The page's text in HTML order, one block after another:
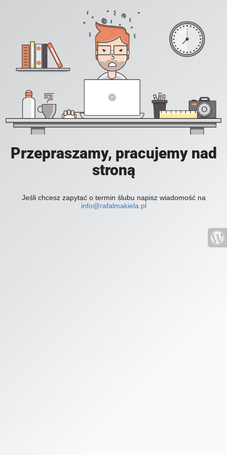
Przepraszamy, pracujemy nad
stroną
Jeśli chcesz zapytać o termin ślubu napisz wiadomość na
info@rafalmakiela.pl